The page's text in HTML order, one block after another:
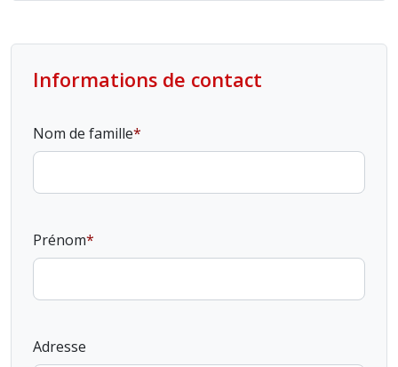
Informations de contact
Nom de famille
Prénom
Adresse